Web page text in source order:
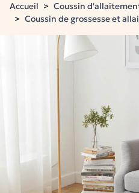
Accueil
Coussin
Coussin de grossesse et